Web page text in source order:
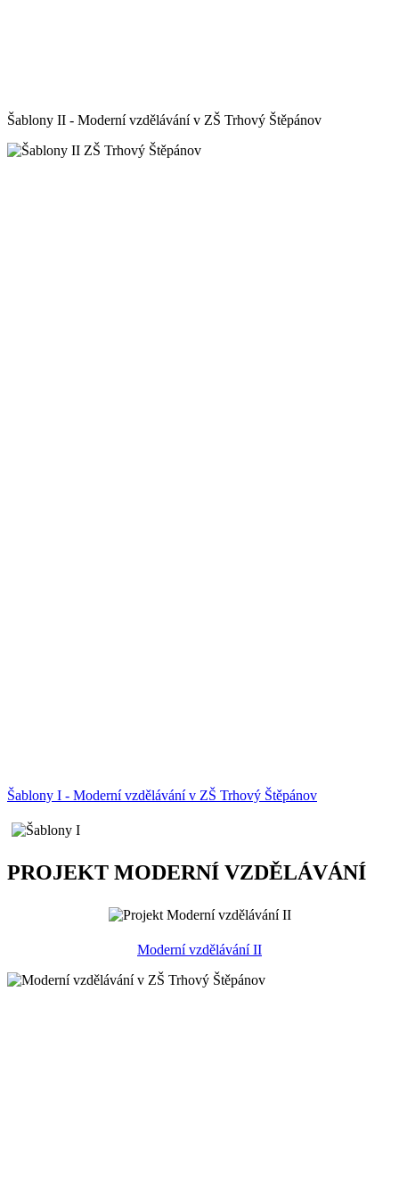
Šablony II - Moderní vzdělávání v ZŠ Trhový Štěpánov
Šablony I - Moderní vzdělávání v ZŠ Trhový Štěpánov
PROJEKT MODERNÍ VZDĚLÁVÁNÍ
Moderní vzdělávání II